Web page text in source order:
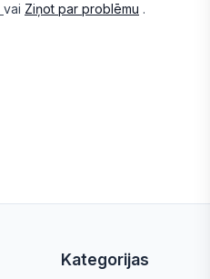
vai Ziņot par problēmu .
Kategorijas